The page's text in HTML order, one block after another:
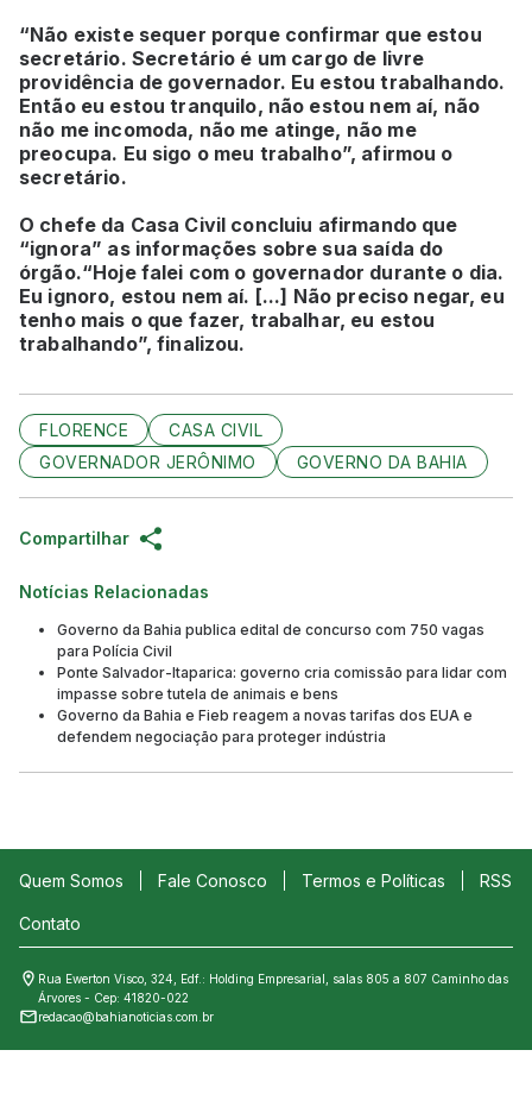
“Não existe sequer porque confirmar que estou
secretário. Secretário é um cargo de livre
providência de governador. Eu estou trabalhando.
Então eu estou tranquilo, não estou nem aí, não
não me incomoda, não me atinge, não me
preocupa. Eu sigo o meu trabalho”, afirmou o
secretário.
O chefe da Casa Civil concluiu afirmando que
“ignora” as informações sobre sua saída do
órgão.“Hoje falei com o governador durante o dia.
Eu ignoro, estou nem aí. [...] Não preciso negar, eu
tenho mais o que fazer, trabalhar, eu estou
trabalhando”, finalizou.
FLORENCE
CASA CIVIL
GOVERNADOR JERÔNIMO
GOVERNO DA BAHIA
Compartilhar
Notícias Relacionadas
Governo da Bahia publica edital de concurso com 750 vagas
para Polícia Civil
Ponte Salvador-Itaparica: governo cria comissão para lidar com
impasse sobre tutela de animais e bens
Governo da Bahia e Fieb reagem a novas tarifas dos EUA e
defendem negociação para proteger indústria
Quem Somos Fale Conosco Termos e Políticas RSS
Contato
Rua Ewerton Visco, 324, Edf.: Holding Empresarial, salas 805 a 807 Caminho das
Árvores - Cep: 41820-022
redacao@bahianoticias.com.br